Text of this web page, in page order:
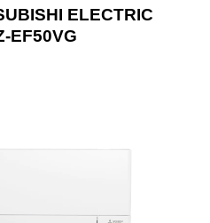
ELECTRIC
EF50VG